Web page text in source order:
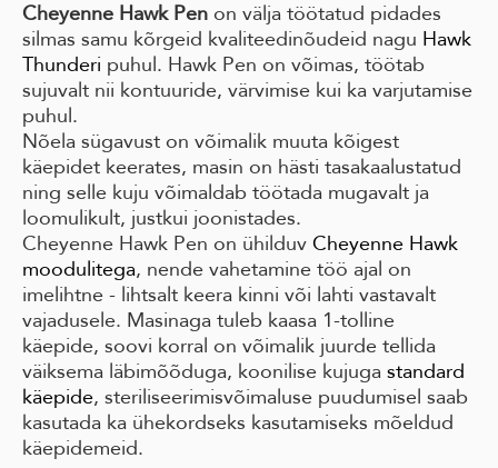
Cheyenne Hawk Pen on välja töötatud pidades
silmas samu kõrgeid kvaliteedinõudeid nagu Hawk
Thunderi puhul. Hawk Pen on võimas, töötab
sujuvalt nii kontuuride, värvimise kui ka varjutamise
puhul.
Nõela sügavust on võimalik muuta kõigest
käepidet keerates, masin on hästi tasakaalustatud
ning selle kuju võimaldab töötada mugavalt ja
loomulikult, justkui joonistades.
Cheyenne Hawk Pen on ühilduv Cheyenne Hawk
moodulitega, nende vahetamine töö ajal on
imelihtne - lihtsalt keera kinni või lahti vastavalt
vajadusele. Masinaga tuleb kaasa 1-tolline
käepide, soovi korral on võimalik juurde tellida
väiksema läbimõõduga, koonilise kujuga standard
käepide, steriliseerimisvõimaluse puudumisel saab
kasutada ka ühekordseks kasutamiseks mõeldud
käepidemeid.